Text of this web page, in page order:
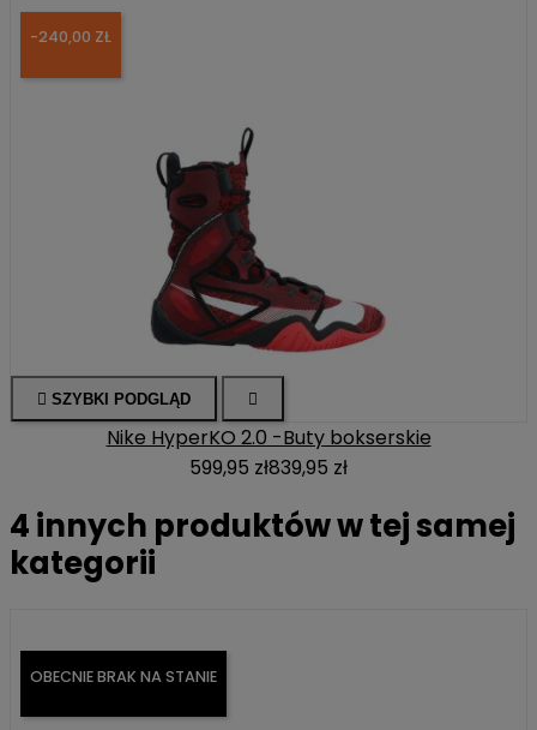
-240,00 ZŁ
 SZYBKI PODGLĄD 
Nike HyperKO 2.0 -Buty bokserskie
599,95 zł839,95 zł
4 innych produktów w tej samej
kategorii
OBECNIE BRAK NA STANIE